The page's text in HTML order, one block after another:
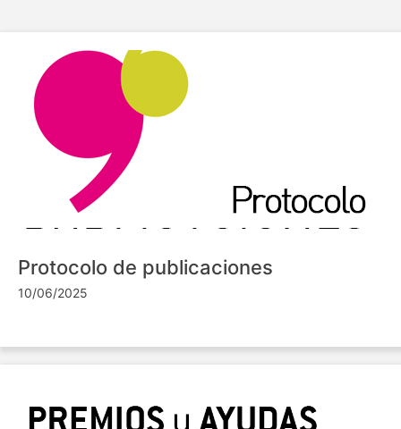
Protocolo de publicaciones
10/06/2025